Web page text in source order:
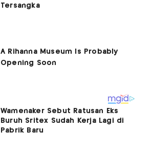
Tersangka
Wamenaker Sebut Ratusan Eks
Buruh Sritex Sudah Kerja Lagi di
Pabrik Baru